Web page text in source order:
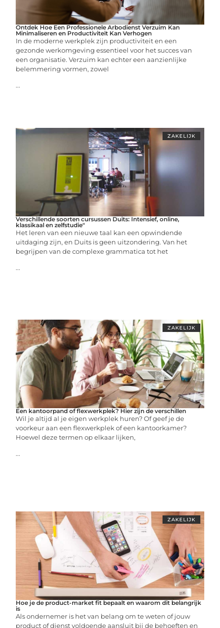
Ontdek Hoe Een Professionele Arbodienst Verzuim Kan
Minimaliseren en Productiviteit Kan Verhogen
In de moderne werkplek zijn productiviteit en een
gezonde werkomgeving essentieel voor het succes van
een organisatie. Verzuim kan echter een aanzienlijke
belemmering vormen, zowel
...
ZAKELIJK
Verschillende soorten cursussen Duits: Intensief, online,
klassikaal en zelfstudie"
Het leren van een nieuwe taal kan een opwindende
uitdaging zijn, en Duits is geen uitzondering. Van het
begrijpen van de complexe grammatica tot het
...
ZAKELIJK
Een kantoorpand of flexwerkplek? Hier zijn de verschillen
Wil je altijd al je eigen werkplek huren? Of geef je de
voorkeur aan een flexwerkplek of een kantoorkamer?
Hoewel deze termen op elkaar lijken,
...
ZAKELIJK
Hoe je de product-market fit bepaalt en waarom dit belangrijk
is
Als ondernemer is het van belang om te weten of jouw
product of dienst voldoende aansluit bij de behoeften en